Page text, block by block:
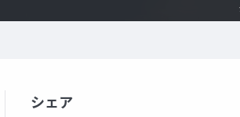
シェア